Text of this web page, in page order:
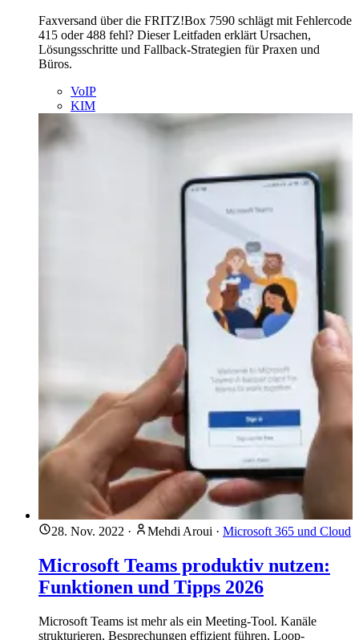
Faxversand über die FRITZ!Box 7590 schlägt mit Fehlercode
415 oder 488 fehl? Dieser Leitfaden erklärt Ursachen,
Lösungsschritte und Fallback-Strategien für Praxen und
Büros.
VoIP
KIM
28. Nov. 2022 · Mehdi Aroui · Microsoft 365 und Cloud
Microsoft Teams produktiv nutzen:
Funktionen und Tipps 2026
Microsoft Teams ist mehr als ein Meeting-Tool. Kanäle
strukturieren, Besprechungen effizient führen, Loop-